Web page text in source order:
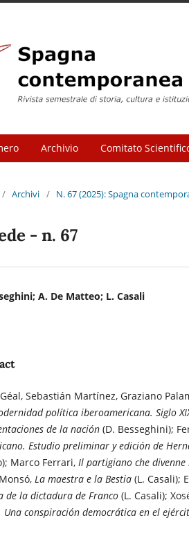
Archivio Comitato
/ Archivi / N. 67 (2025): Spagna
- n. 67
A. De Matteo; L. Casali
Sebastián Martínez, Graziano
política iberoamericana. Siglo
de la nación (D. Besseghini);
Estudio preliminar y edición de
Marco Ferrari, Il partigiano che
La maestra e la Bestia (L. Casali);
de la dictadura de Franco (L. Casali);
Una conspiración democrática en el